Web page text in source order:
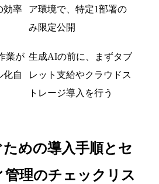
効率
ア環境で、特定1部署の
み限定公開
業が
化自
生成AIの前に、まずタブ
レット支給やクラウドス
トレージ導入を行う
めの導入手順とセ
管理のチェックリス